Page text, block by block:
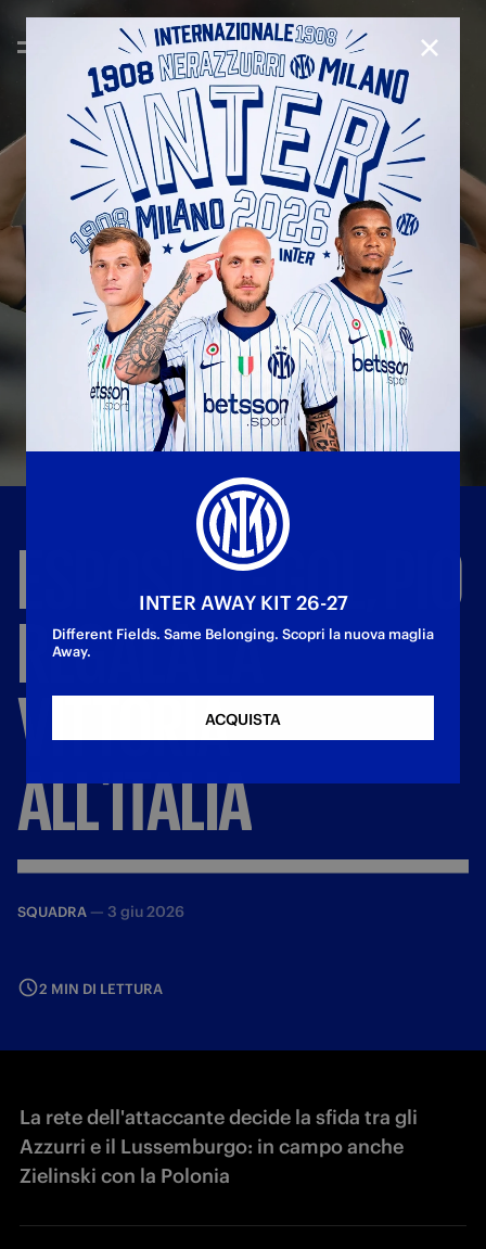
ESPOSITO-GOL,
PIO
REGALALA
VITTORIA
ALL'ITALIA
SQUADRA — 3 giu 2026
2 MIN DI LETTURA
La rete dell'attaccante decide la sfida tra gli
Azzurri e il Lussemburgo: in campo anche
Zielinski con la Polonia
INTER AWAY KIT 26-27
Different Fields. Same Belonging. Scopri la nuova maglia
Away.
ACQUISTA